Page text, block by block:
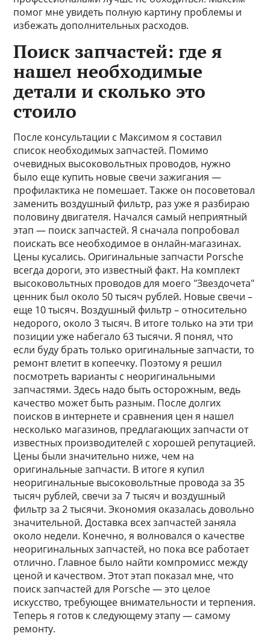
помог мне увидеть полную картину проблемы и
избежать дополнительных расходов.
Поиск запчастей: где я
нашел необходимые
детали и сколько это
стоило
После консультации с Максимом я составил
список необходимых запчастей. Помимо
очевидных высоковольтных проводов, нужно
было еще купить новые свечи зажигания —
профилактика не помешает. Также он посоветовал
заменить воздушный фильтр, раз уже я разбираю
половину двигателя. Начался самый неприятный
этап — поиск запчастей. Я сначала попробовал
поискать все необходимое в онлайн-магазинах.
Цены кусались. Оригинальные запчасти Porsche
всегда дороги, это известный факт. На комплект
высоковольтных проводов для моего "Звездочета"
ценник был около 50 тысяч рублей. Новые свечи –
еще 10 тысяч. Воздушный фильтр – относительно
недорого, около 3 тысяч. В итоге только на эти три
позиции уже набегало 63 тысячи. Я понял, что
если буду брать только оригинальные запчасти, то
ремонт влетит в копеечку. Поэтому я решил
посмотреть варианты с неоригинальными
запчастями. Здесь надо быть осторожным, ведь
качество может быть разным. После долгих
поисков в интернете и сравнения цен я нашел
несколько магазинов, предлагающих запчасти от
известных производителей с хорошей репутацией.
Цены были значительно ниже, чем на
оригинальные запчасти. В итоге я купил
неоригинальные высоковольтные провода за 35
тысяч рублей, свечи за 7 тысяч и воздушный
фильтр за 2 тысячи. Экономия оказалась довольно
значительной. Доставка всех запчастей заняла
около недели. Конечно, я волновался о качестве
неоригинальных запчастей, но пока все работает
отлично. Главное было найти компромисс между
ценой и качеством. Этот этап показал мне, что
поиск запчастей для Porsche — это целое
искусство, требующее внимательности и терпения.
Теперь я готов к следующему этапу — самому
ремонту.